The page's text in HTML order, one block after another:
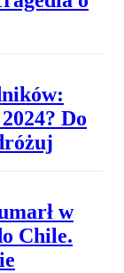
Do
w
Chile.